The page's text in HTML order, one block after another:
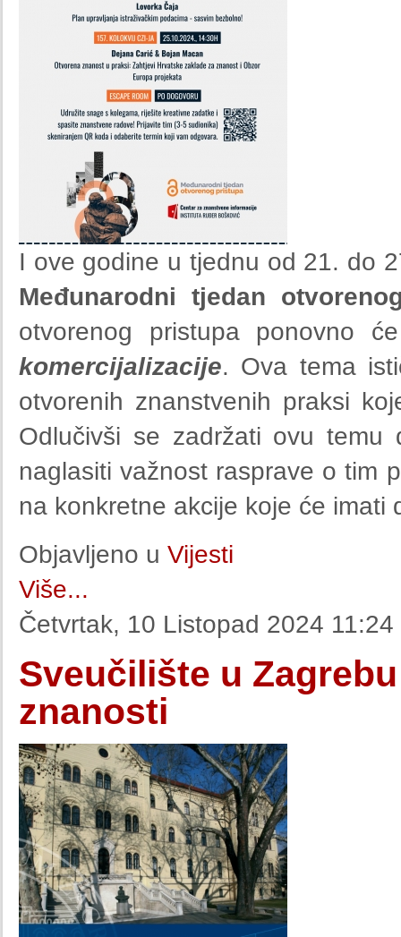
I ove godine u tjednu od 21. do
Međunarodni tjedan
otvorenog pristupa ponovno
komercijalizacije. Ova tema
otvorenih znanstvenih praksi
Odlučivši se zadržati ovu temu
naglasiti važnost rasprave o tim
na konkretne akcije koje će
Objavljeno u Vijesti
Više...
Četvrtak, 10 Listopad 2024 11:24
Sveučilište u
znanosti